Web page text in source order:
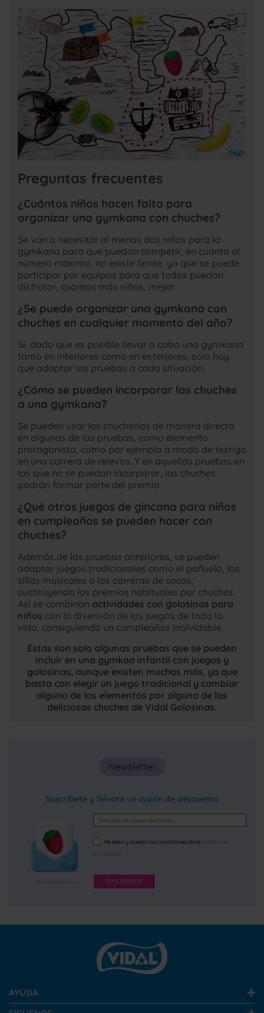
Preguntas frecuentes
¿Cuántos niños hacen falta para
organizar una gymkana con chuches?
Se van a necesitar al menos dos niños para la
gymkana para que puedan competir, en cuanto al
número máximo, no existe límite, ya que se puede
participar por equipos para que todos puedan
disfrutar, cuantos más niños, mejor.
¿Se puede organizar una gymkana con
chuches en cualquier momento del año?
Sí, dado que es posible llevar a cabo una gymkana
tanto en interiores como en exteriores, solo hay
que adaptar las pruebas a cada situación.
¿Cómo se pueden incorporar las chuches
a una gymkana?
Se pueden usar las chucherías de manera directa
en algunas de las pruebas, como elemento
protagonista, como por ejemplo a modo de testigo
en una carrera de relevos. Y en aquellas pruebas en
las que no se puedan incorporar, las chuches
podrán formar parte del premio.
¿Qué otros juegos de gincana para niños
en cumpleaños se pueden hacer con
chuches?
Además de las pruebas anteriores, se pueden
adaptar juegos tradicionales como el pañuelo, las
sillas musicales o las carreras de sacos,
sustituyendo los premios habituales por chuches.
Así se combinan actividades con golosinas para
niños con la diversión de los juegos de toda la
vida, consiguiendo un cumpleaños inolvidable.
Estas son solo algunas pruebas que se pueden
incluir en una gymkaa infantil con juegos y
golosinas, aunque existen muchas más, ya que
basta con elegir un juego tradicional y cambiar
alguno de los elementos por alguna de las
deliciosas chuches de Vidal Golosinas.
Newsletter
Suscríbete y llévate un cupón de descuento
He leído y acepto las condiciones de la política de
privacidad
SUSCRIBIRSE
AYUDA